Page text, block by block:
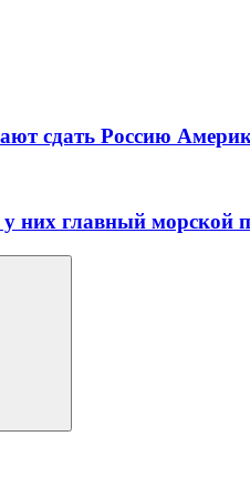
сдать Россию
них главный морской